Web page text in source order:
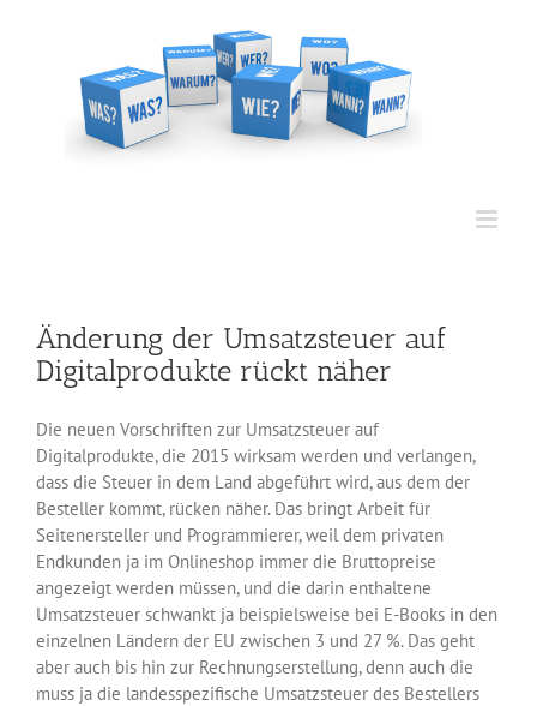
Änderung der Umsatzsteuer auf
Digitalprodukte rückt näher
Die neuen Vorschriften zur Umsatzsteuer auf
Digitalprodukte, die 2015 wirksam werden und verlangen,
dass die Steuer in dem Land abgeführt wird, aus dem der
Besteller kommt, rücken näher. Das bringt Arbeit für
Seitenersteller und Programmierer, weil dem privaten
Endkunden ja im Onlineshop immer die Bruttopreise
angezeigt werden müssen, und die darin enthaltene
Umsatzsteuer schwankt ja beispielsweise bei E-Books in den
einzelnen Ländern der EU zwischen 3 und 27 %. Das geht
aber auch bis hin zur Rechnungserstellung, denn auch die
muss ja die landesspezifische Umsatzsteuer des Bestellers